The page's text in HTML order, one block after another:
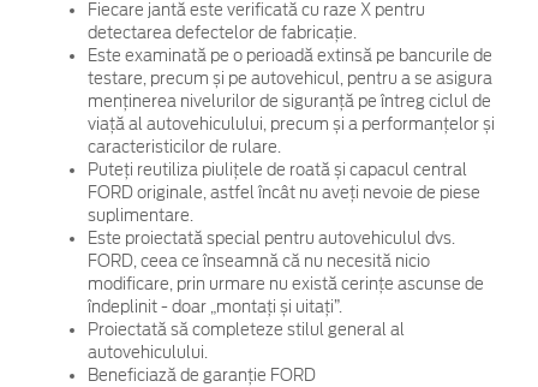
Fiecare jantă este verificată cu raze X pentru
detectarea defectelor de fabricație.
Este examinată pe o perioadă extinsă pe bancurile de
testare, precum și pe autovehicul, pentru a se asigura
menținerea nivelurilor de siguranță pe întreg ciclul de
viață al autovehiculului, precum și a performanțelor și
caracteristicilor de rulare.
Puteți reutiliza piulițele de roată și capacul central
FORD originale, astfel încât nu aveți nevoie de piese
suplimentare.
Este proiectată special pentru autovehiculul dvs.
FORD, ceea ce înseamnă că nu necesită nicio
modificare, prin urmare nu există cerințe ascunse de
îndeplinit - doar „montați și uitați”.
Proiectată să completeze stilul general al
autovehiculului.
Beneficiază de garanție FORD